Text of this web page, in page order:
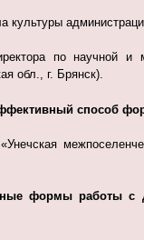
по научной и
обл., г. Брянск).
способ
формы работы с